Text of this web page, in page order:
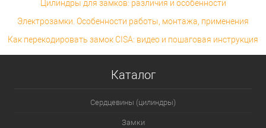
Цилиндры для замков: различия и особенности
Электрозамки. Особенности работы, монтажа, применения
Как перекодировать замок CISA: видео и пошаговая инструкция
Каталог
Сердцевины (цилиндры)
Замки